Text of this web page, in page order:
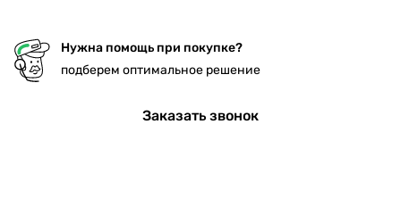
Нужна помощь при покупке?
подберем оптимальное решение
Заказать звонок